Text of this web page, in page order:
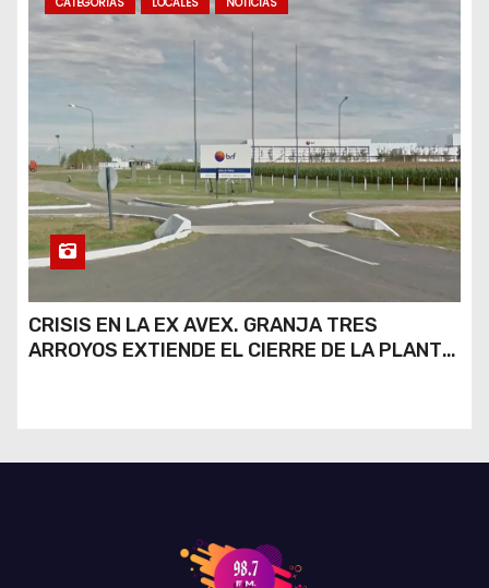
CRISIS EN LA EX AVEX. GRANJA TRES
ARROYOS EXTIENDE EL CIERRE DE LA PLANTA